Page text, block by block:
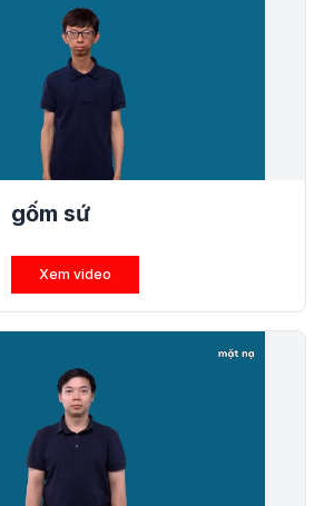
gốm sứ
Xem video